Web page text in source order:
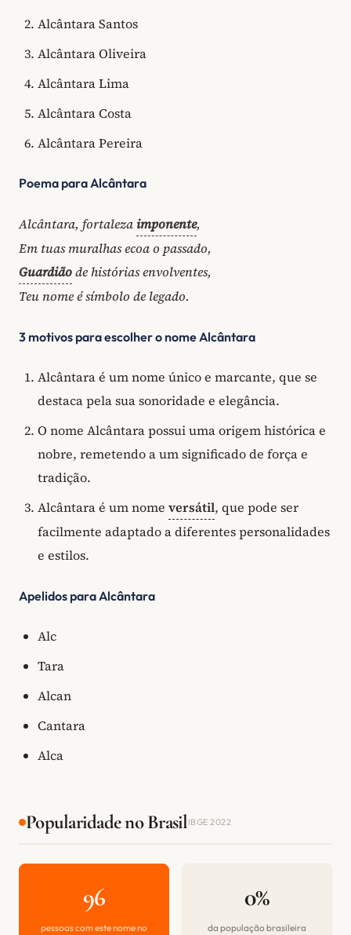
Alcântara Santos
Alcântara Oliveira
Alcântara Lima
Alcântara Costa
Alcântara Pereira
Poema para Alcântara
Alcântara, fortalezaimponente,
Em tuas muralhas ecoa o passado,
Guardiãode histórias envolventes,
Teu nome é símbolo de legado.
3 motivos para escolher o nome Alcântara
Alcântara é um nome único e marcante, que se
destaca pela sua sonoridade e elegância.
O nome Alcântara possui uma origem histórica e
nobre, remetendo a um significado de força e
tradição.
Alcântara é um nome versátil, que pode ser
facilmente adaptado a diferentes personalidades
e estilos.
Apelidos para Alcântara
Alc
Tara
Alcan
Cantara
Alca
Popularidade no BrasilIBGE 2022
96
pessoas com este nome no
0%
da população brasileira